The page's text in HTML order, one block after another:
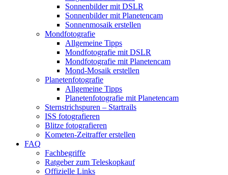
Sonnenbilder mit DSLR
Sonnenbilder mit Planetencam
Sonnenmosaik erstellen
Mondfotografie
Allgemeine Tipps
Mondfotografie mit DSLR
Mondfotografie mit Planetencam
Mond-Mosaik erstellen
Planetenfotografie
Allgemeine Tipps
Planetenfotografie mit Planetencam
Sternstrichspuren – Startrails
ISS fotografieren
Blitze fotografieren
Kometen-Zeitraffer erstellen
FAQ
Fachbegriffe
Ratgeber zum Teleskopkauf
Offizielle Links